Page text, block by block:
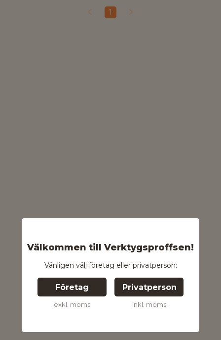
Välkommen till Verktygsproffsen!
Vänligen välj företag eller privatperson:
Företag
exkl. moms
Privatperson
inkl. moms
1